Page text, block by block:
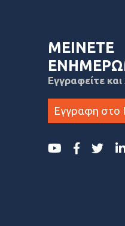
ΜΕΙΝΕΤΕ
Εγγραφείτε
Εγγραφη στο